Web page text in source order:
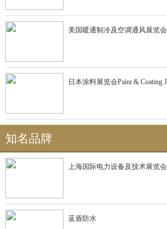
美国暖通制冷及空调通风展览
日本涂料展览会Paint & Coating
知名品牌
上海国际电力设备及技术展览会
蓝盾防水